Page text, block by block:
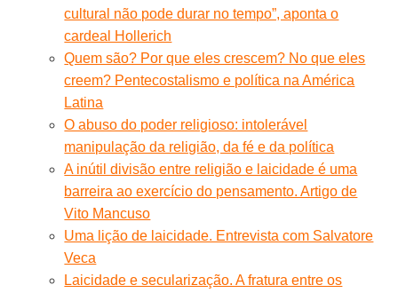
cultural não pode durar no tempo”, aponta o
cardeal Hollerich
Quem são? Por que eles crescem? No que eles
creem? Pentecostalismo e política na América
Latina
O abuso do poder religioso: intolerável
manipulação da religião, da fé e da política
A inútil divisão entre religião e laicidade é uma
barreira ao exercício do pensamento. Artigo de
Vito Mancuso
Uma lição de laicidade. Entrevista com Salvatore
Veca
Laicidade e secularização. A fratura entre os